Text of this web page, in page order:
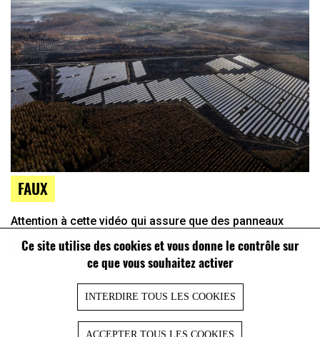
Ce site utilise des cookies et vous donne le contrôle sur
ce que vous souhaitez activer
INTERDIRE TOUS LES COOKIES
ACCEPTER TOUS LES COOKIES
FAUX
Attention à cette vidéo qui assure que des panneaux
2022 en Gironde